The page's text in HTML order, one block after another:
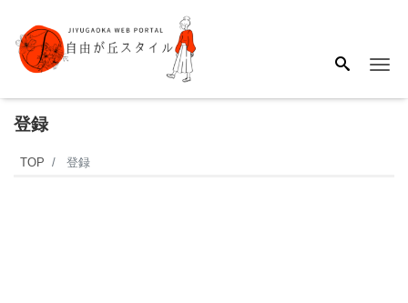
登録
TOP 登録